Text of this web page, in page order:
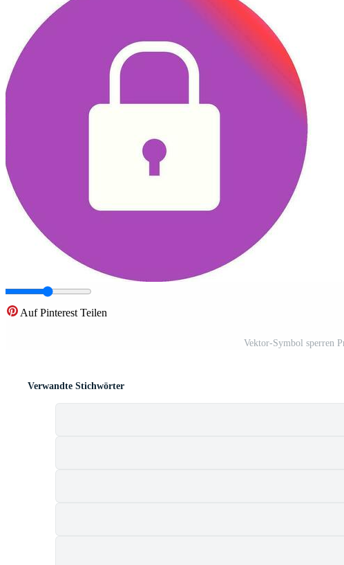
Auf Pinterest Teilen
Vektor-Symbol sperren
Verwandte Stichwörter